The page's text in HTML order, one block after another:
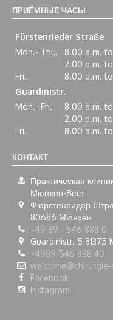
ПРИЁМНЫЕ ЧАСЫ
Fürstenrieder Straße
Mon.- Thu.
8.00 a.m.
2.00 p.m.
Fri.
8.00 a.m.
Guardinistr.
Mon.- Fri.
8.00 a.m.
2.00 p.m.
Fri.
8.00 a.m.
КОНТАКТ
Практическая
Мюнхен-Вест
Фюрстенридер
80686 Мюнхен
+49 89 - 546 888 0
Guardinistr. 5 81375
+4989-546 888 40
Facebook
Instagram